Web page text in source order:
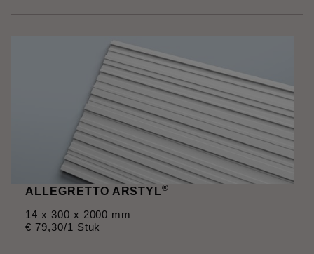
ALLEGRETTO ARSTYL®
14 x 300 x 2000 mm
€ 79,30/1 Stuk